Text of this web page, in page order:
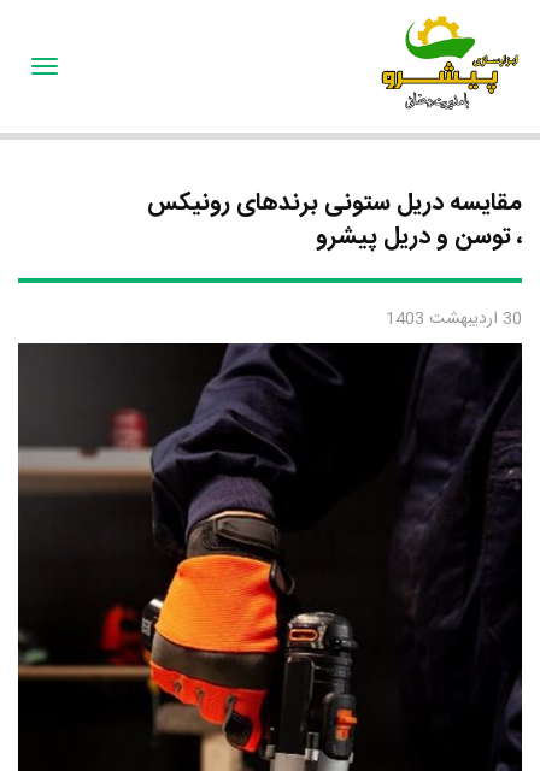
مقایسه دریل ستونی برندهای رونیکس
، توسن و دریل پیشرو
30 اردیبهشت 1403